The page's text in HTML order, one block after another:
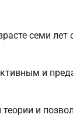
семи
и
и